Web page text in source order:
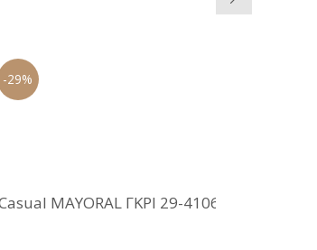
-29%